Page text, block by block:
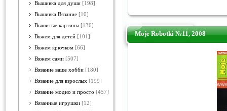
Вышивка для души [198]
Вышивка.Вязание [10]
Вышитые картины [130]
Вяжем для детей [101]
Вяжем крючком [66]
Вяжем сами [507]
Вязание ваше хобби [180]
Вязание для взрослых [199]
Вязание модно и просто [457]
Вязанные игрушки [12]
Moje Robotki №11, 2008